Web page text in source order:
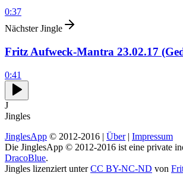
0:37
Nächster Jingle
Fritz Aufweck-Mantra 23.02.17
0:41
J
Jingles
JinglesApp © 2012-2016 | Über| Impressum
Die JinglesApp © 2012-2016 ist eine private
DracoBlue.
Jingles lizenziert unterCC BY-NC-ND von